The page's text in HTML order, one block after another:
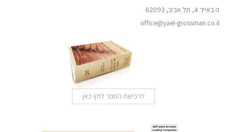
ה באייר 4, תל אביב, 62093
office@yael-grossman.co.il
לרכישת הספר לחץ כאן